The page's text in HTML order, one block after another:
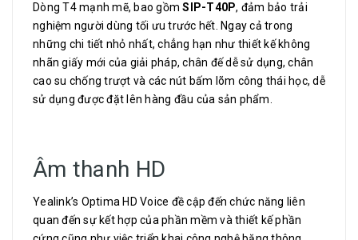
Dòng T4 mạnh mẽ, bao gồmSIP-T40P, đảm bảo trải
nghiệm người dùng tối ưu trước hết. Ngay cả trong
những chi tiết nhỏ nhất, chẳng hạn như thiết kế không
nhãn giấy mới của giải pháp, chân đế dễ sử dụng, chân
cao su chống trượt và các nút bấm lõm công thái học, dễ
sử dụng được đặt lên hàng đầu của sản phẩm.
Âm thanh HD
Yealink’s Optima HD Voice đề cập đến chức năng liên
quan đến sự kết hợp của phần mềm và thiết kế phần